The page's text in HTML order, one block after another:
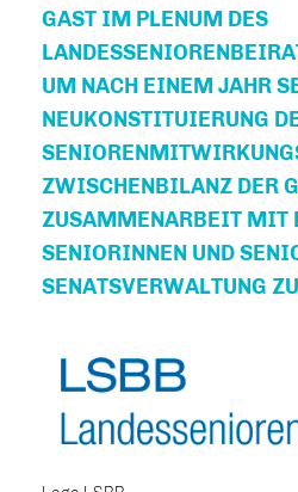
GAST IM PLENUM DES
UM NACH EINEM JAHR
NEUKONSTITUIERUNG
ZWISCHENBILANZ DER
ZUSAMMENARBEIT MIT
SENIORINNEN UND
SENATSVERWALTUNG